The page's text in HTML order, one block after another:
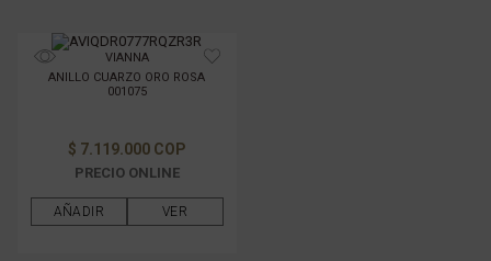
VIANNA
ANILLO CUARZO ORO ROSA
001075
$ 7.119.000 COP
PRECIO ONLINE
AÑADIR VER